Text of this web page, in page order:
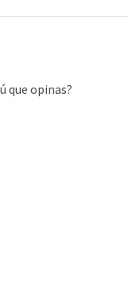
que opinas?